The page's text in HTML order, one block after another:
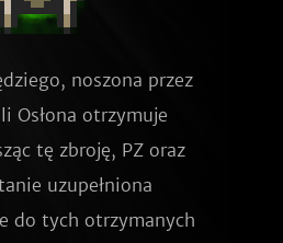
noszona przez
Osłona otrzymuje
tę zbroję, PZ oraz
uzupełniona
do tych otrzymanych